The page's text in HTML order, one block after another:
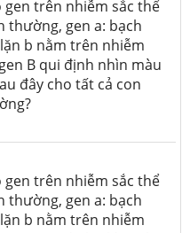
trên nhiễm sắc thể
thường, gen a: bạch
b nằm trên nhiễm
B qui định nhìn màu
đây cho tất cả con
trên nhiễm sắc thể
thường, gen a: bạch
b nằm trên nhiễm